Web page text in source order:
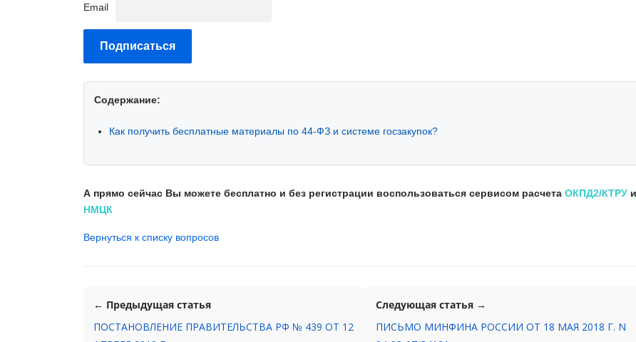
Email
Содержание:
Как получить бесплатные материалы по 44-ФЗ и системе госзакупок?
А прямо сейчас Вы можете бесплатно и без регистрации воспользоваться сервисом расчета ОКПД2/КТРУ и
НМЦК
Вернуться к списку вопросов
← Предыдущая статья
ПОСТАНОВЛЕНИЕ ПРАВИТЕЛЬСТВА РФ № 439 ОТ 12
Следующая статья →
ПИСЬМО МИНФИНА РОССИИ ОТ 18 МАЯ 2018 Г. N